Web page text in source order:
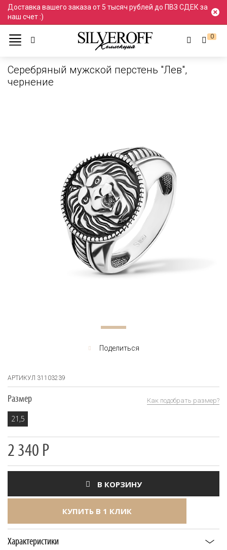
Доставка вашего заказа от 5 тысяч рублей до ПВЗ СДЕК за
наш счет :)
0
Каталог
Кольца
Серебряный мужской перстень "Лев",
чернение
Поделиться
АРТИКУЛ 31103239
2 340 Р
Размер Как подобрать размер?
21,5
В КОРЗИНУ
КУПИТЬ В 1 КЛИК
Характеристики